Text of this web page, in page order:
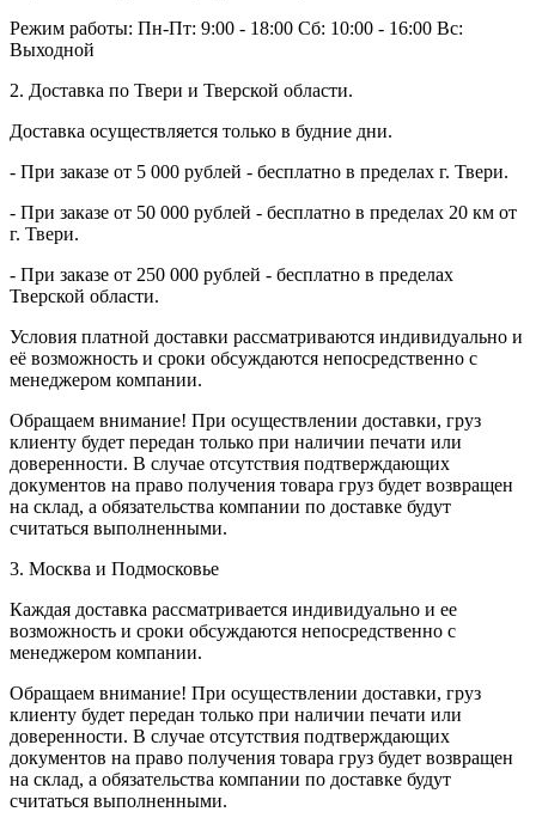
Режим работы: Пн-Пт: 9:00 - 18:00 Сб: 10:00 - 16:00 Вс:
Выходной
2. Доставка по Твери и Тверской области.
Доставка осуществляется только в будние дни.
- При заказе от 5 000 рублей - бесплатно в пределах г. Твери.
- При заказе от 50 000 рублей - бесплатно в пределах 20 км от
г. Твери.
- При заказе от 250 000 рублей - бесплатно в пределах
Тверской области.
Условия платной доставки рассматриваются индивидуально и
её возможность и сроки обсуждаются непосредственно с
менеджером компании.
Обращаем внимание! При осуществлении доставки, груз
клиенту будет передан только при наличии печати или
доверенности. В случае отсутствия подтверждающих
документов на право получения товара груз будет возвращен
на склад, а обязательства компании по доставке будут
считаться выполненными.
3. Москва и Подмосковье
Каждая доставка рассматривается индивидуально и ее
возможность и сроки обсуждаются непосредственно с
менеджером компании.
Обращаем внимание! При осуществлении доставки, груз
клиенту будет передан только при наличии печати или
доверенности. В случае отсутствия подтверждающих
документов на право получения товара груз будет возвращен
на склад, а обязательства компании по доставке будут
считаться выполненными.